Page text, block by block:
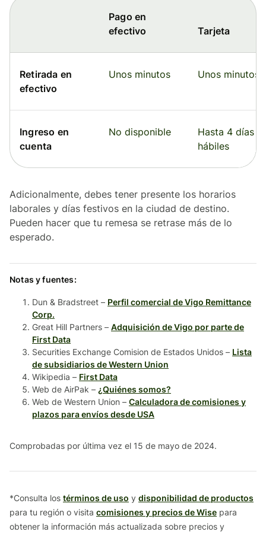
Pago en
efectivo
Tarjeta
Retirada en
efectivo
Unos minutos Unos minutos
Ingreso en
cuenta
No disponible
Hasta 4 días
hábiles
Adicionalmente, debes tener presente los horarios
laborales y días festivos en la ciudad de destino.
Pueden hacer que tu remesa se retrase más de lo
esperado.
Notas y fuentes:
Dun & Bradstreet – Perfil comercial de Vigo Remittance
Corp.
Great Hill Partners – Adquisición de Vigo por parte de
First Data
Securities Exchange Comision de Estados Unidos – Lista
de subsidiarios de Western Union
Wikipedia – First Data
Web de AirPak – ¿Quiénes somos?
Web de Western Union – Calculadora de comisiones y
plazos para envíos desde USA
Comprobadas por última vez el 15 de mayo de 2024.
*Consulta los términos de uso y disponibilidad de productos
para tu región o visita comisiones y precios de Wise para
obtener la información más actualizada sobre precios y